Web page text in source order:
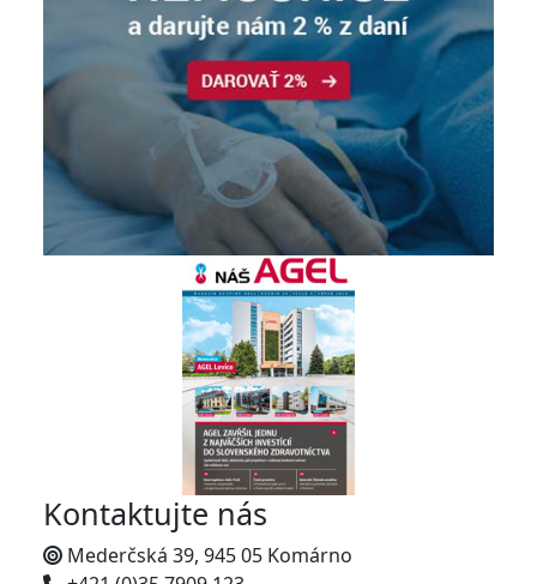
Kontaktujte nás
Mederčská 39, 945 05 Komárno